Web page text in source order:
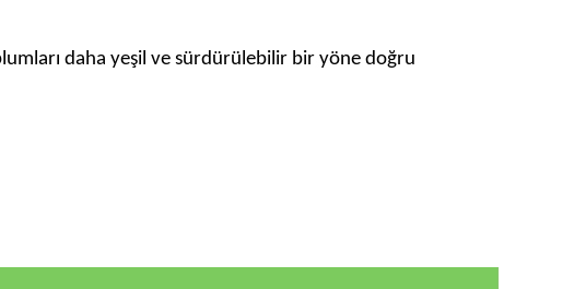
daha yeşil ve sürdürülebilir bir yöne doğru